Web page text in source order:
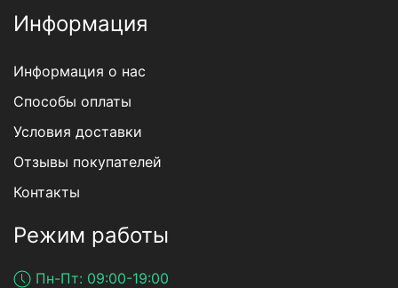
Информация
Информация о нас
Способы оплаты
Условия доставки
Отзывы покупателей
Контакты
Режим работы
Пн-Пт: 09:00-19:00